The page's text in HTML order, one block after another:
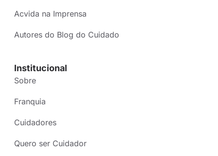
Acvida na Imprensa
Autores do Blog do Cuidado
Institucional
Sobre
Franquia
Cuidadores
Quero ser Cuidador